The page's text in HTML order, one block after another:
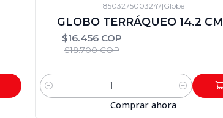
8503275003247|Globe
GLOBO TERRÁQUEO 14.2
$16.456 COP
$18.700 COP
Cantidad
Comprar ahora